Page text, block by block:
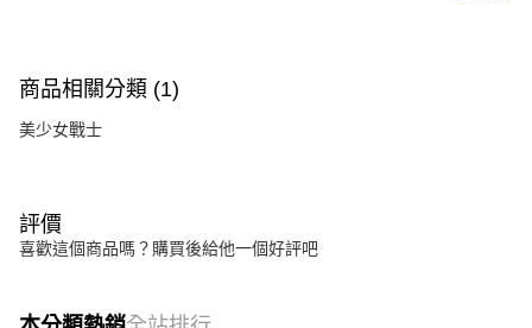
商品相關分類 (1)
美少女戰士
評價
喜歡這個商品嗎？購買後給他一個好評吧